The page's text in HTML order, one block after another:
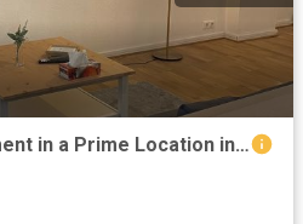
Modern & Cozy Apartment in a Prime Location in Aachen